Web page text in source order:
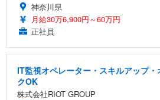
神奈川県
月給30万6,900円～60万円
正社員
IT監視オペレーター・スキルアップ
クOK
株式会社RIOT GROUP